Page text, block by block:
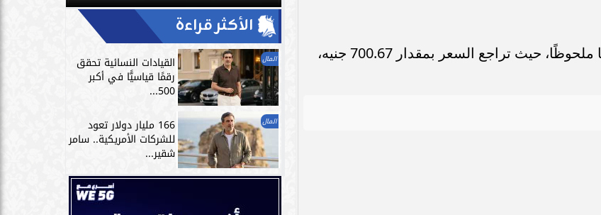
سجل متوسط سعر طن حديد عز اليوم انخفاضًا ملحوظًا، حيث تراجع السعر بمقدار 700.67 جنيه،
الأكثر قراءة
المال القيادات النسائية تحقق
رقمًا قياسيًّا في أكبر
500...
المال 166 مليار دولار تعود
للشركات الأمريكية.. سامر
شقير...